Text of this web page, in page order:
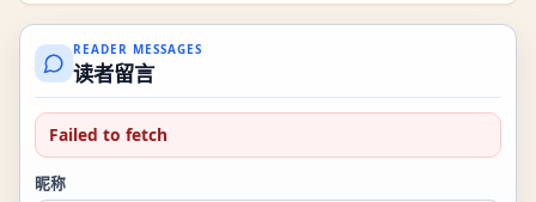
READER MESSAGES
读者留言
Failed to fetch
昵称